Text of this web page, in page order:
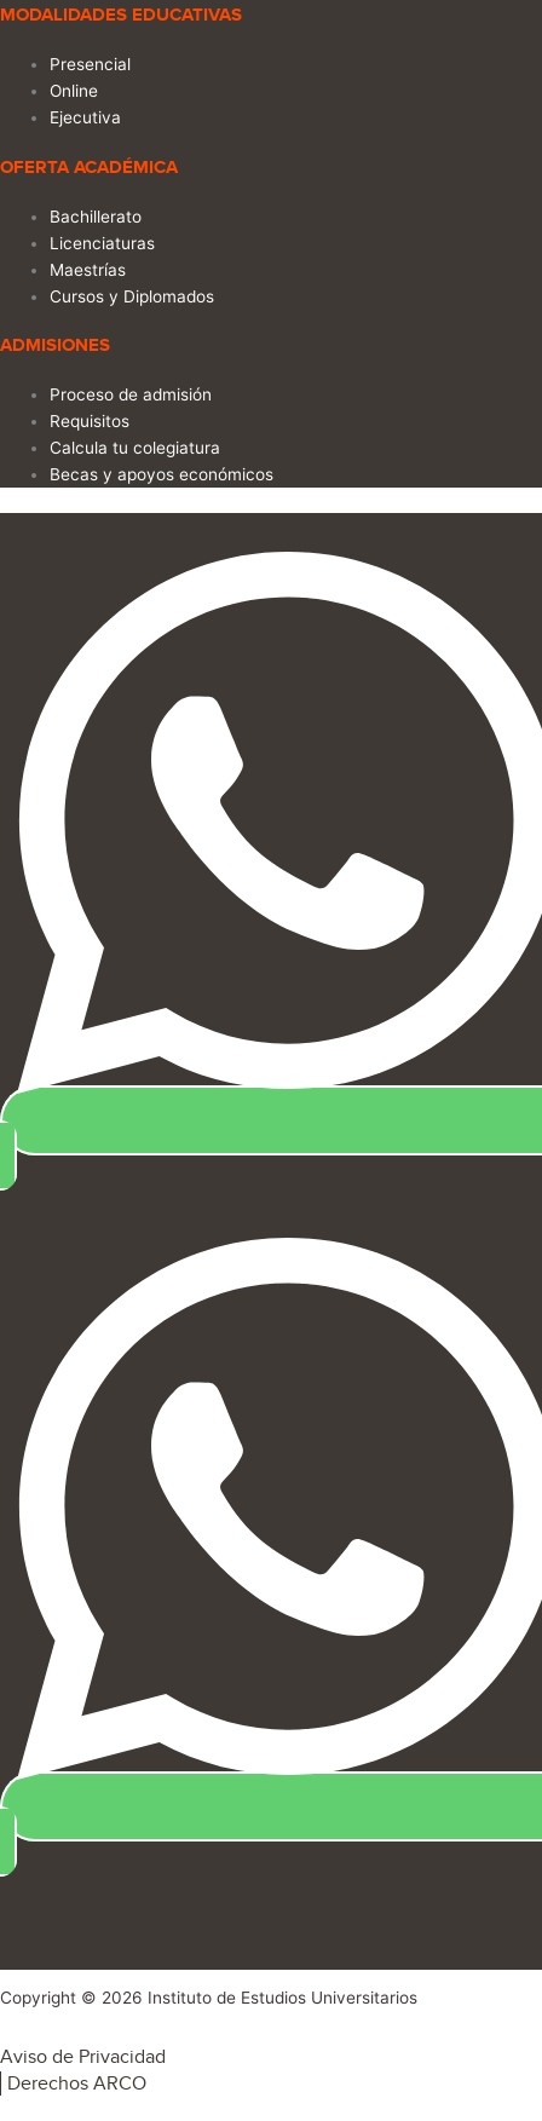
MODALIDADES EDUCATIVAS
Presencial
Online
Ejecutiva
OFERTA ACADÉMICA
Bachillerato
Licenciaturas
Maestrías
Cursos y Diplomados
ADMISIONES
Proceso de admisión
Requisitos
Calcula tu colegiatura
Becas y apoyos económicos
Copyright © 2026 Instituto de Estudios Universitarios
Aviso de Privacidad
Derechos ARCO